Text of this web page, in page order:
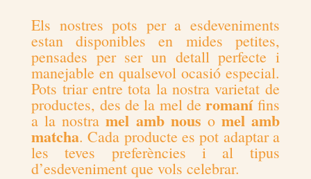
Els nostres pots per a esdeveniments
estan disponibles en mides petites,
pensades per ser un detall perfecte i
manejable en qualsevol ocasió especial.
Pots triar entre tota la nostra varietat de
productes, des de la mel de romanífins
a la nostramel amb nous o mel amb
matcha. Cada producte es pot adaptar a
les teves preferències i al tipus
d’esdeveniment que vols celebrar.